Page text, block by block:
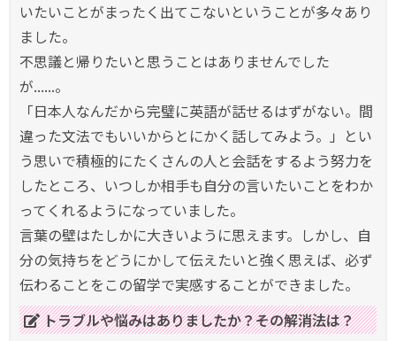
いたいことがまったく出てこないということが多々あり
ました。
不思議と帰りたいと思うことはありませんでした
が......。
「日本人なんだから完璧に英語が話せるはずがない。間
違った文法でもいいからとにかく話してみよう。」とい
う思いで積極的にたくさんの人と会話をするよう努力を
したところ、いつしか相手も自分の言いたいことをわか
ってくれるようになっていました。
言葉の壁はたしかに大きいように思えます。しかし、自
分の気持ちをどうにかして伝えたいと強く思えば、必ず
伝わることをこの留学で実感することができました。
トラブルや悩みはありましたか？その解消法は？